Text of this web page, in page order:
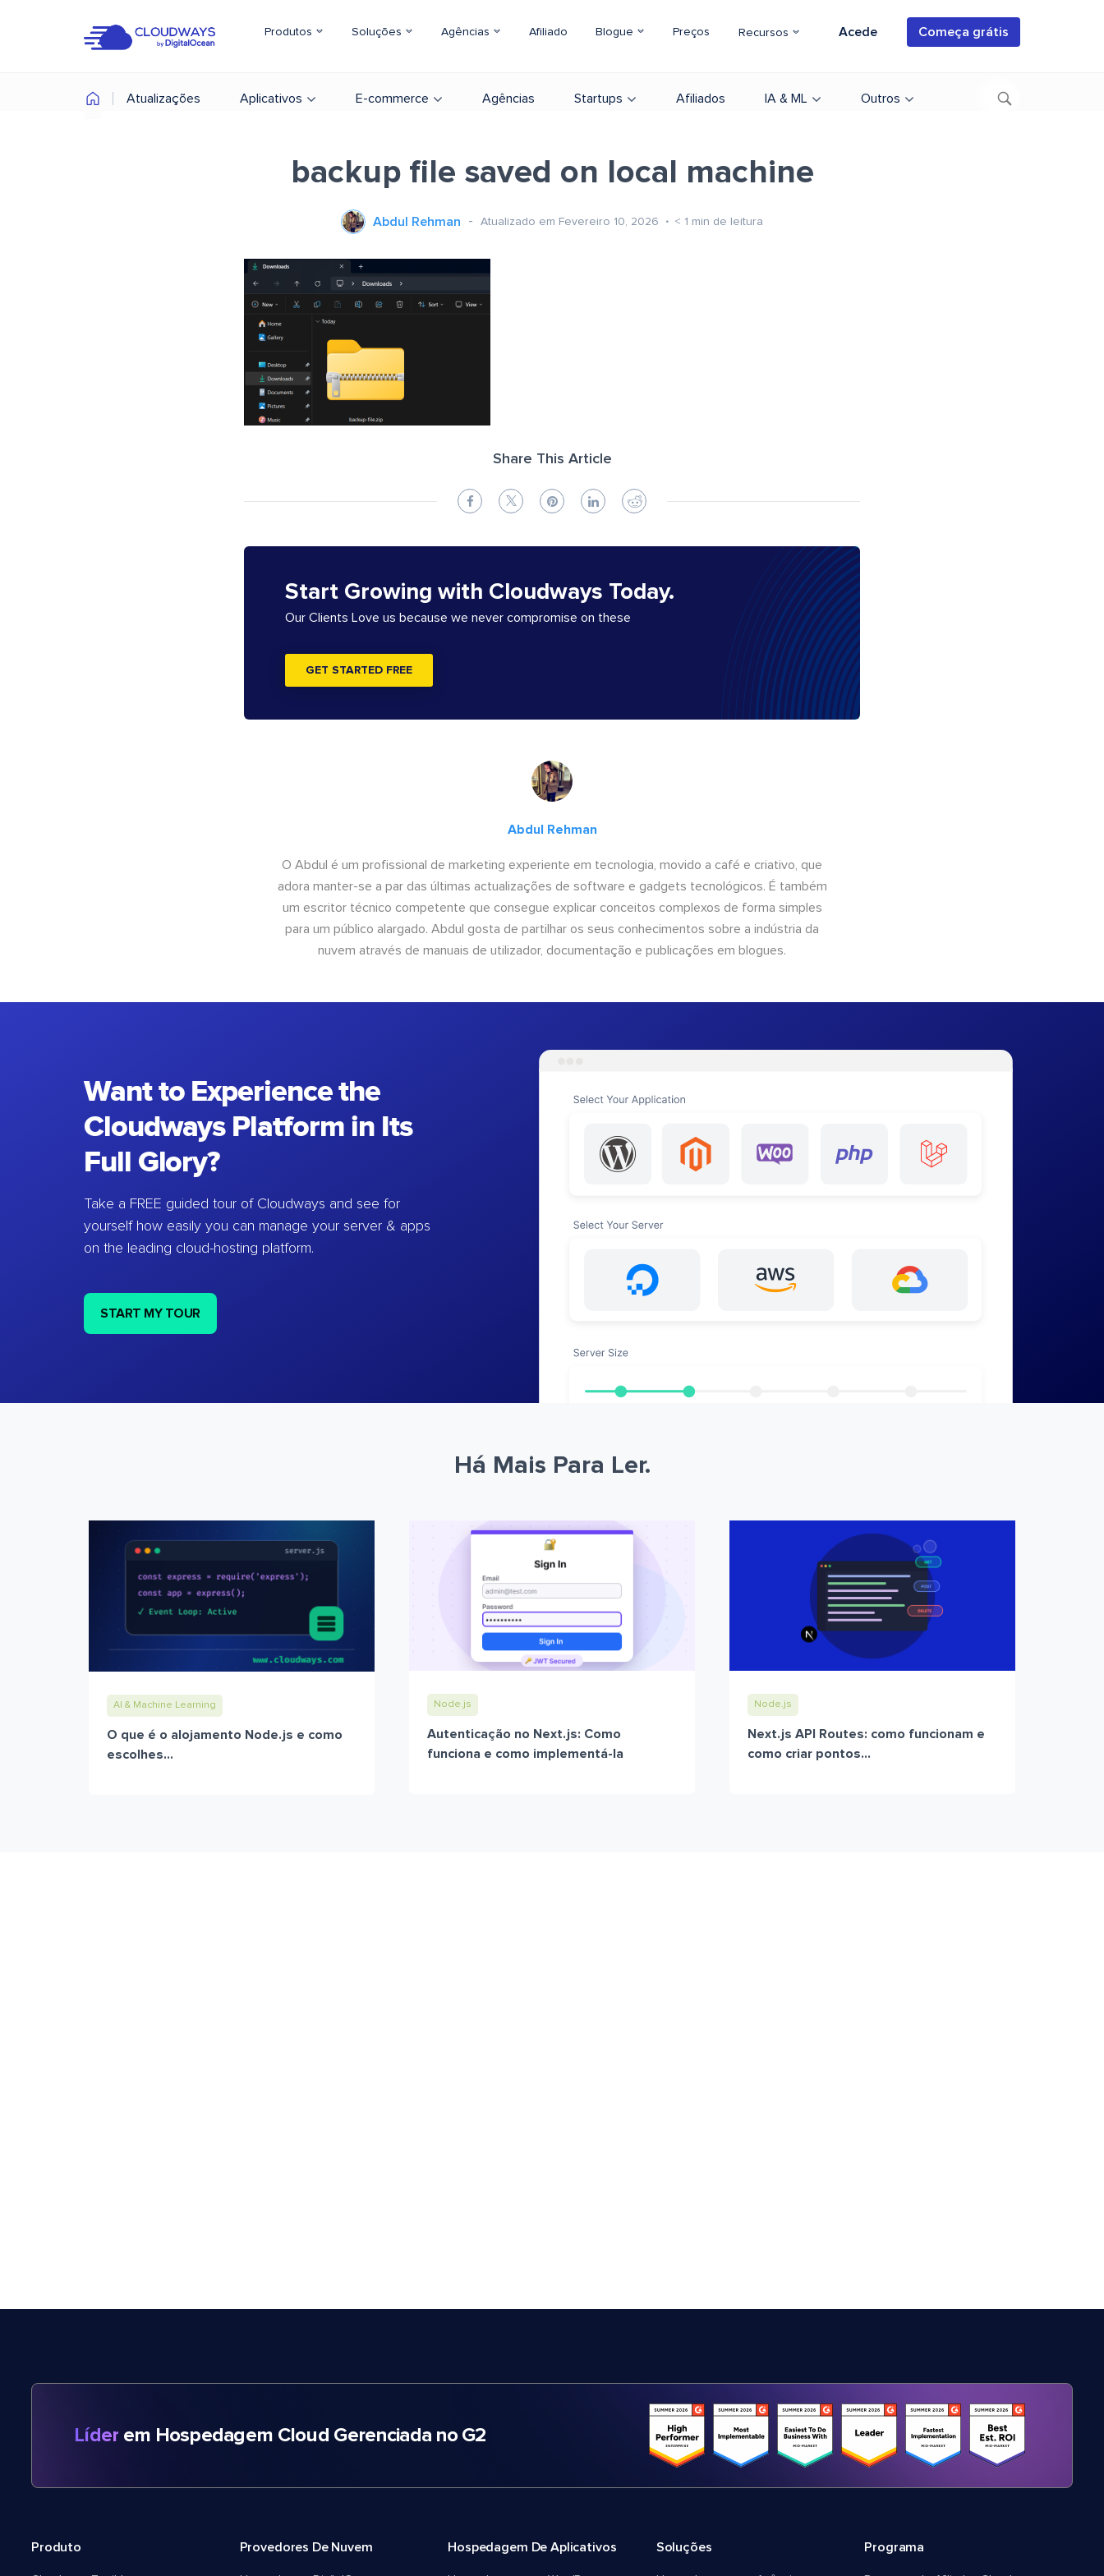
Produtos Soluções Agências Afiliado Blogue Preços Recursos Acede Começa grátis
Atualizações Aplicativos E-commerce Agências Startups Afiliados IA & ML Outros
backup file saved on local machine
Abdul Rehman Atualizado em Fevereiro 10, 2026 < 1 min de leitura
Share This Article
Start Growing with Cloudways Today.
Our Clients Love us because we never compromise on these
GET STARTED FREE
Abdul Rehman
O Abdul é um profissional de marketing experiente em tecnologia, movido a café e criativo, que
adora manter-se a par das últimas actualizações de software e gadgets tecnológicos. É também
um escritor técnico competente que consegue explicar conceitos complexos de forma simples
para um público alargado. Abdul gosta de partilhar os seus conhecimentos sobre a indústria da
nuvem através de manuais de utilizador, documentação e publicações em blogues.
Want to Experience the
Cloudways Platform in Its
Full Glory?
Take a FREE guided tour of Cloudways and see for
yourself how easily you can manage your server & apps
on the leading cloud-hosting platform.
START MY TOUR
Há Mais Para Ler.
AI & Machine Learning
O que é o alojamento Node.js e como
escolhes...
Node.js
Autenticação no Next.js: Como
funciona e como implementá-la
Node.js
Next.js API Routes: como funcionam e
como criar pontos...
Líder em Hospedagem Cloud Gerenciada no G2
Produto Provedores De Nuvem Hospedagem De Aplicativos Soluções Programa